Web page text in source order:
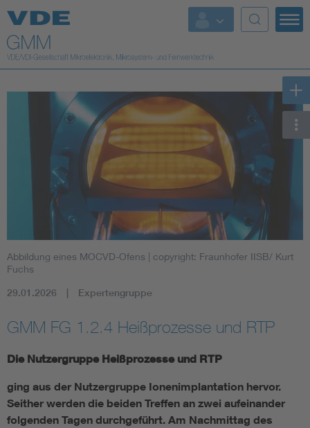
Top Themen
Fokusthemen
Energy
AI & Digital Trust
Health
Mobility
Weitere Themen
Electronic components
Microelectronics
Abbildung eines MOCVD-Ofens | copyright: Fraunhofer IISB/ Kurt
Fuchs
29.01.2026 Expertengruppe
GMM FG 1.2.4 Heißprozesse und RTP
Die Nutzergruppe Heißprozesse und RTP
ging aus der Nutzergruppe Ionenimplantation hervor.
Seither werden die beiden Treffen an zwei aufeinander
folgenden Tagen durchgeführt. Am Nachmittag des